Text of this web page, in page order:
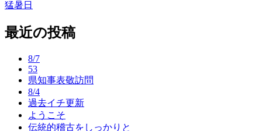
稿
ナ
猛暑日
最近の投稿
8/7
53
県知事表敬訪問
8/4
過去イチ更新
ようこそ
伝統的稽古をしっかりと